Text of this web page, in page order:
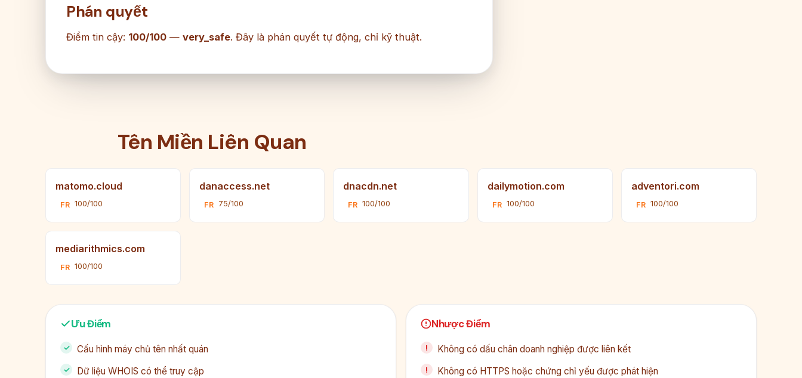
Phán quyết
Điểm tin cậy: 100/100 — very_safe. Đây là phán quyết tự động, chỉ kỹ thuật.
Tên Miền Liên Quan
matomo.cloud
FR 100/100
danaccess.net
FR 75/100
dnacdn.net
FR 100/100
dailymotion.com
FR 100/100
adventori.com
FR 100/100
mediarithmics.com
FR 100/100
Ưu Điểm
Cấu hình máy chủ tên nhất quán
Dữ liệu WHOIS có thể truy cập
Nhược Điểm
Không có dấu chân doanh nghiệp được liên kết
Không có HTTPS hoặc chứng chỉ yếu được phát hiện